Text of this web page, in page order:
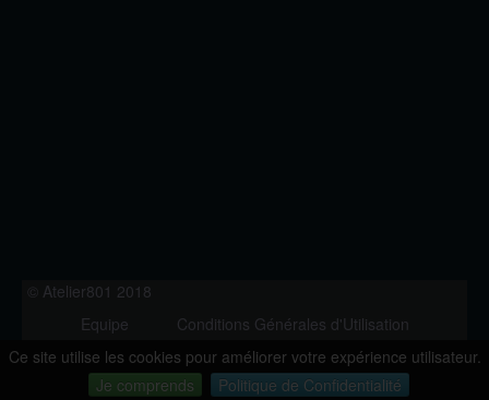
Ce site utilise les cookies pour améliorer votre expérience utilisateur.
Je comprends
Politique de Confidentialité
© Atelier801 2018
Equipe
Conditions Générales d'Utilisation
Politique de Confidentialité
Contact
Version 1.27